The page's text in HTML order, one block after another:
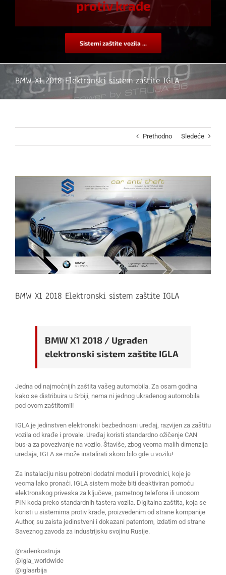
protiv krađe
Sistemi zaštite vozila ...
BMW X1 2018 Elektronski sistem zaštite IGLA
Prethodno Sledeće
BMW X1 2018 Elektronski sistem zaštite IGLA
BMW X1 2018 / Ugrađen
elektronski sistem zaštite IGLA
Jedna od najmoćnijih zaštita vašeg automobila. Za osam godina
kako se distribuira u Srbiji, nema ni jednog ukradenog automobila
pod ovom zaštitom!!!
IGLA je jedinstven elektronski bezbednosni uređaj, razvijen za zaštitu
vozila od krađe i provale. Uređaj koristi standardno ožičenje CAN
bus-a za povezivanje na vozilo. Štaviše, zbog veoma malih dimenzija
uređaja, IGLA se može instalirati skoro bilo gde u vozilu!
Za instalaciju nisu potrebni dodatni moduli i provodnici, koje je
veoma lako pronaći. IGLA sistem može biti deaktiviran pomoću
elektronskog priveska za ključeve, pametnog telefona ili unosom
PIN koda preko standardnih tastera vozila. Digitalna zaštita, koja se
koristi u sistemima protiv krađe, proizvedenim od strane kompanije
Author, su zaista jedinstveni i dokazani patentom, izdatim od strane
Saveznog zavoda za industrijsku svojinu Rusije.
@radenkostruja
@igla_worldwide
@iglasrbija